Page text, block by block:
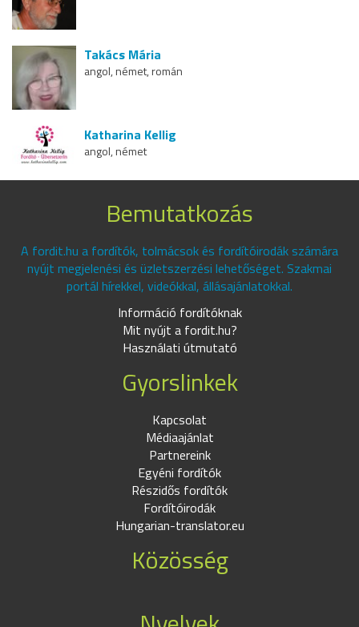
Takács Mária
angol, német, román
Katharina Kellig
angol, német
Bemutatkozás
A fordit.hu a fordítók, tolmácsok és fordítóirodák számára
nyújt megjelenési és üzletszerzési lehetőséget. Szakmai
portál hírekkel, videókkal, állásajánlatokkal.
Információ fordítóknak
Mit nyújt a fordit.hu?
Használati útmutató
Gyorslinkek
Kapcsolat
Médiaajánlat
Partnereink
Egyéni fordítók
Részidős fordítók
Fordítóirodák
Hungarian-translator.eu
Közösség